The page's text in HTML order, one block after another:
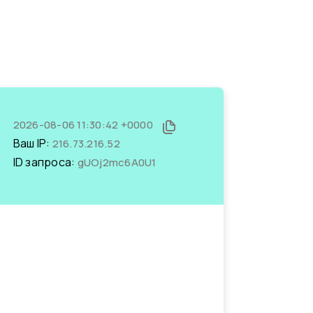
2026-08-06 11:30:42 +0000
Ваш IP: 216.73.216.52
ID запроса: gUOj2mc6A0U1